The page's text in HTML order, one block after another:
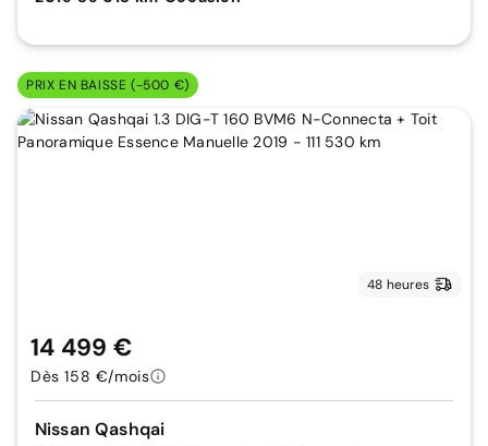
PRIX EN BAISSE (-500 €)
48 heures
Nissan Qashqai
14 499 €
Dès 158 €/mois